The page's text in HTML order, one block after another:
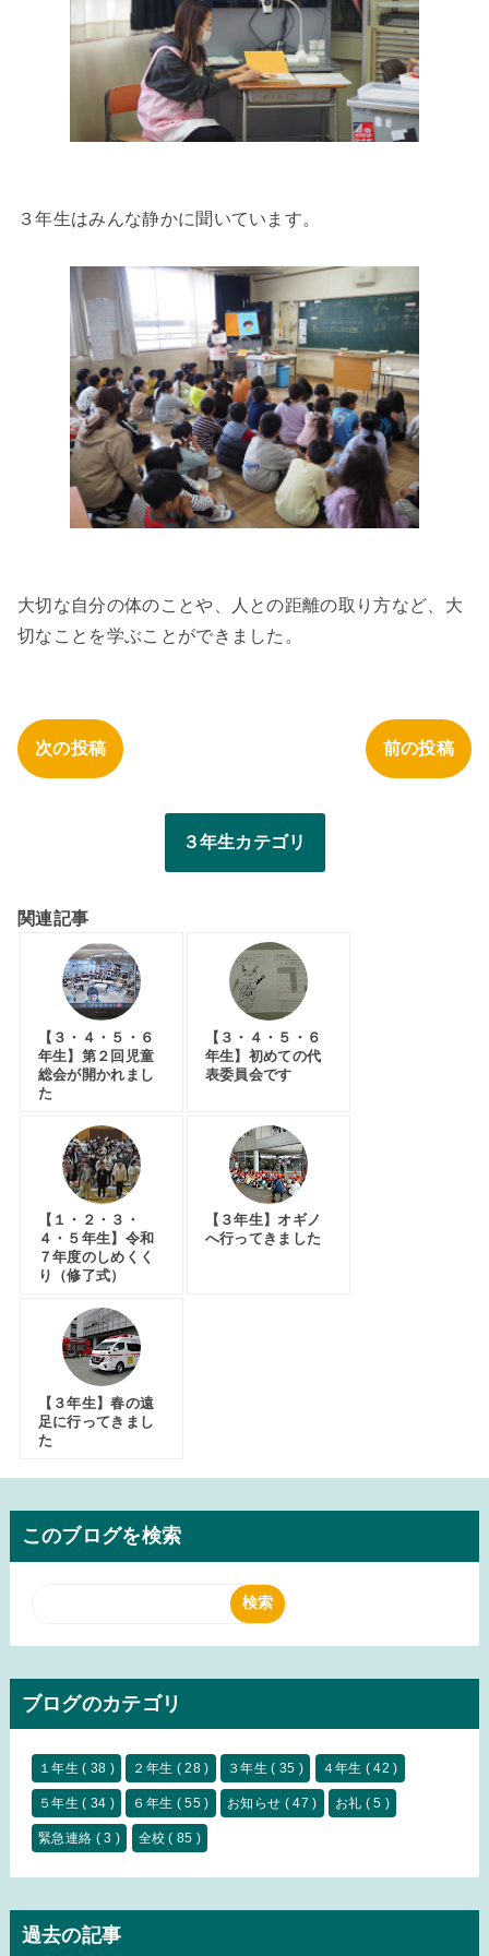
３年生はみんな静かに聞いています。
大切な自分の体のことや、人との距離の取り方など、大
切なことを学ぶことができました。
次の投稿 前の投稿
３年生カテゴリ
関連記事
【３・４・５・６
年生】第２回児童
総会が開かれまし
た
【３・４・５・６
年生】初めての代
表委員会です
【１・２・３・
４・５年生】令和
７年度のしめくく
り（修了式）
【３年生】オギノ
へ行ってきました
【３年生】春の遠
足に行ってきまし
た
このブログを検索
ブログのカテゴリ
１年生( 38 ) ２年生 ( 28 ) ３年生( 35 ) ４年生 ( 42 )
５年生( 34 ) ６年生 ( 55 ) お知らせ ( 47 ) お礼 ( 5 )
緊急連絡 ( 3 ) 全校( 85 )
過去の記事